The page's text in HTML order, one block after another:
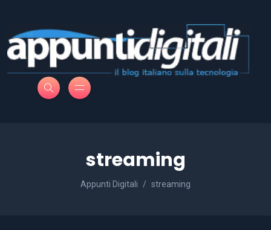
streaming
Appunti Digitali streaming